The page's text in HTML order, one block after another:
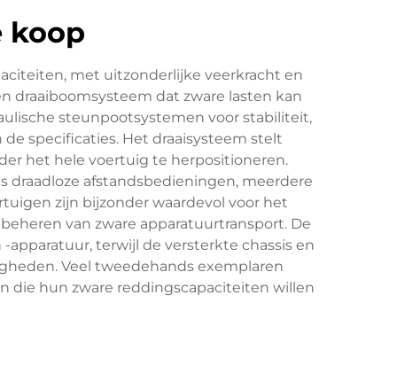
koop
met uitzonderlijke veerkracht en
draaiboomsysteem dat zware lasten kan
steunpootsystemen voor stabiliteit,
specificaties. Het draaisysteem stelt
het hele voertuig te herpositioneren.
afstandsbedieningen, meerdere
zijn bijzonder waardevol voor het
van zware apparatuurtransport. De
terwijl de versterkte chassis en
Veel tweedehands exemplaren
die hun zware reddingscapaciteiten willen